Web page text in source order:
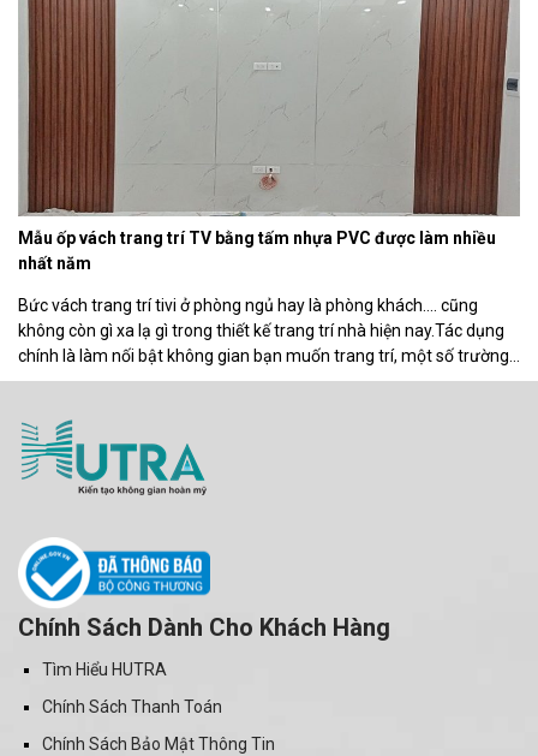
Mẫu ốp vách trang trí TV bằng tấm nhựa PVC được làm nhiều
nhất năm
Bức vách trang trí tivi ở phòng ngủ hay là phòng khách…. cũng
không còn gì xa lạ gì trong thiết kế trang trí nhà hiện nay.Tác dụng
chính là làm nối bật không gian bạn muốn trang trí, một số trường
hợp khách thì có thể làm vách ngăn giữa các phòng….Dưới đây
Chính Sách Dành Cho Khách Hàng
Tìm Hiểu HUTRA
Chính Sách Thanh Toán
Chính Sách Bảo Mật Thông Tin